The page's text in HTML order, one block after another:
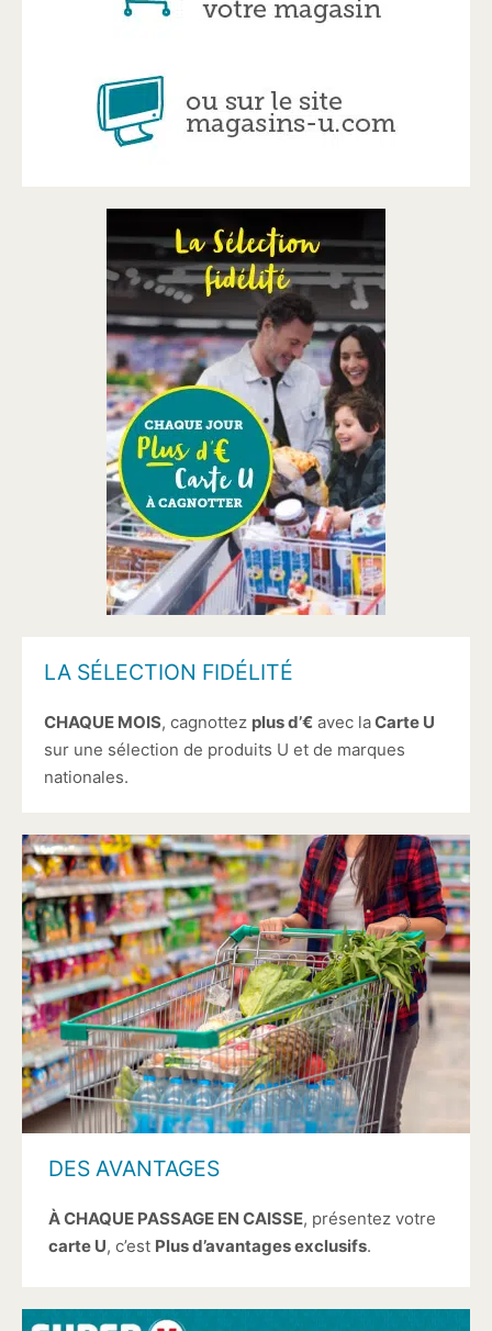
LA SÉLECTION FIDÉLITÉ
CHAQUE MOIS, cagnottez plus d’€ avec laCarte U
sur une sélection de produits U et de marques
nationales.
DES AVANTAGES
À CHAQUE PASSAGE EN CAISSE, présentez votre
carte U, c’est Plus d’avantages exclusifs.